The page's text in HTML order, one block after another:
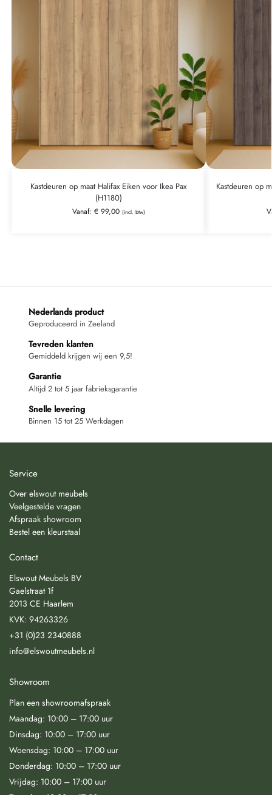
Kastdeuren op maat Halifax Eiken voor Ikea Pax
(H1180)
Vanaf: €99,00 (incl. btw)
Kastdeuren op
Nederlands product
Geproduceerd in Zeeland
Tevreden klanten
Gemiddeld krijgen wij een 9,5!
Garantie
Altijd 2 tot 5 jaar fabrieksgarantie
Snelle levering
Binnen 15 tot 25 Werkdagen
Service
Over elswout meubels
Veelgestelde vragen
Afspraak showroom
Bestel een kleurstaal
Contact
Elswout Meubels BV
Gaelstraat 1f
2013 CE Haarlem
KVK: 94263326
+31 (0)23 2340888
info@elswoutmeubels.nl
Showroom
Plan een showroomafspraak
Maandag: 10:00 – 17:00 uur
Dinsdag: 10:00 – 17:00 uur
Woensdag: 10:00 – 17:00 uur
Donderdag: 10:00 – 17:00 uur
Vrijdag: 10:00 – 17:00 uur